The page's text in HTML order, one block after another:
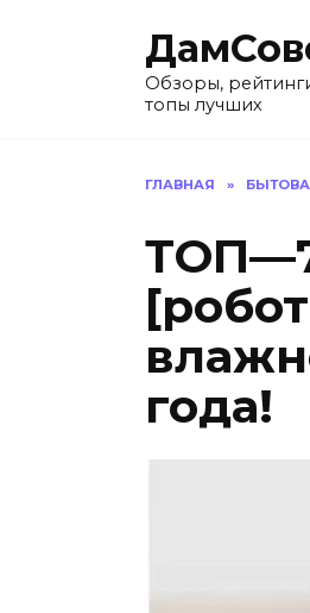
Обзоры,
топы лучших
ГЛАВНАЯ »
года!